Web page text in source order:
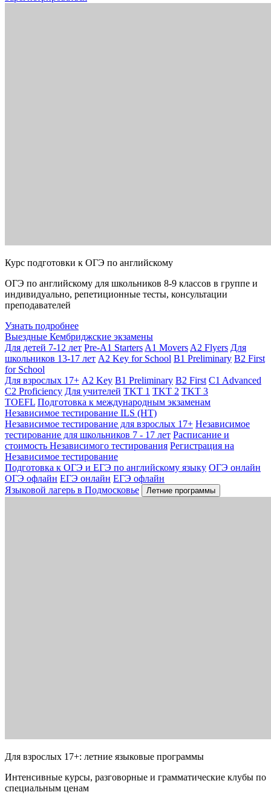
Курс подготовки к ОГЭ по английскому
ОГЭ по английскому для школьников 8-9 классов в группе и
индивидуально, репетиционные тесты, консультации
преподавателей
Узнать подробнее
Выездные Кембриджские экзамены
Для детей 7-12 лет Pre-A1 Starters A1 Movers A2 Flyers Для
школьников 13-17 лет A2 Key for School B1 Preliminary B2 First
for School
Для взрослых 17+ A2 Key B1 Preliminary B2 First C1 Advanced
C2 Proficiency Для учителей TKT 1 TKT 2 TKT 3
TOEFL Подготовка к международным экзаменам
Независимое тестирование ILS (НТ)
Независимое тестирование для взрослых 17+ Независимое
тестирование для школьников 7 - 17 лет Расписание и
стоимость Независимого тестирования Регистрация на
Независимое тестирование
Подготовка к ОГЭ и ЕГЭ по английскому языку ОГЭ онлайн
ОГЭ офлайн ЕГЭ онлайн ЕГЭ офлайн
Языковой лагерь в Подмосковье
Летние программы
Для взрослых 17+: летние языковые программы
Интенсивные курсы, разговорные и грамматические клубы по
специальным ценам